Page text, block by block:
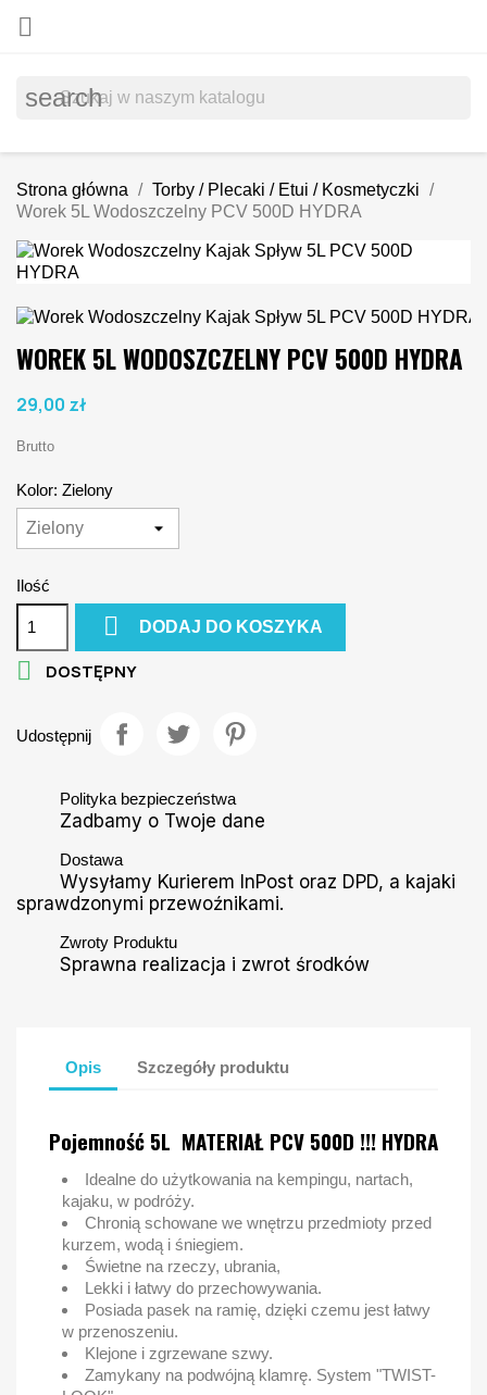

search
Strona główna
Torby / Plecaki / Etui / Kosmetyczki
Worek 5L Wodoszczelny PCV 500D HYDRA
WOREK 5L WODOSZCZELNY PCV 500D HYDRA
29,00 zł
Brutto
Kolor: Zielony
Ilość
 DODAJ DO KOSZYKA
 DOSTĘPNY
Udostępnij
Polityka bezpieczeństwa
Zadbamy o Twoje dane
Dostawa
Wysyłamy Kurierem InPost oraz DPD, a kajaki
sprawdzonymi przewoźnikami.
Zwroty Produktu
Sprawna realizacja i zwrot środków
Opis Szczegóły produktu
Pojemność 5L MATERIAŁ PCV 500D !!! HYDRA
Idealne do użytkowania na kempingu, nartach,
kajaku, w podróży.
Chronią schowane we wnętrzu przedmioty przed
kurzem, wodą i śniegiem.
Świetne na rzeczy, ubrania,
Lekki i łatwy do przechowywania.
Posiada pasek na ramię, dzięki czemu jest łatwy
w przenoszeniu.
Klejone i zgrzewane szwy.
Zamykany na podwójną klamrę. System "TWIST-